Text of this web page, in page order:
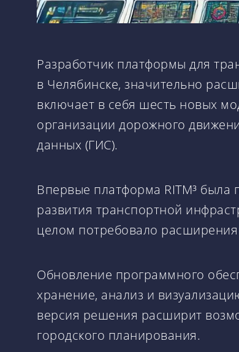
Разработчик платформы для
в Челябинске, значительно
включает в себя шесть новых
организации дорожного
данных (ГИС).
Впервые платформа RITM³ была
развития транспортной
целом потребовало
Обновление программного
хранение, анализ и
версия решения расширит
городского планирования.